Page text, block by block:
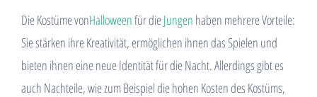
Die Kostüme vonHalloweenfür dieJungen haben mehrere Vorteile:
Sie stärken ihre Kreativität, ermöglichen ihnen das Spielen und
bieten ihnen eine neue Identität für die Nacht. Allerdings gibt es
auch Nachteile, wie zum Beispiel die hohen Kosten des Kostüms,